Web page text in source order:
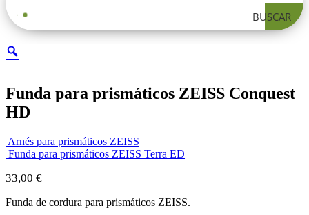
BUSCAR
Funda para prismáticos ZEISS Conquest
HD
Arnés para prismáticos ZEISS
Funda para prismáticos ZEISS Terra ED
33,00 €
Funda de cordura para prismáticos ZEISS.